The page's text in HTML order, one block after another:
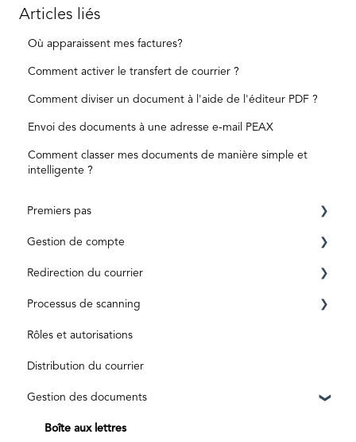
Articles liés
Où apparaissent mes factures?
Comment activer le transfert de courrier ?
Comment diviser un document à l'aide de l'éditeur PDF ?
Envoi des documents à une adresse e-mail PEAX
Comment classer mes documents de manière simple et
intelligente ?
Premiers pas
Conditions préalables
Inscription
ID level
Aktivierungscode
Abonnements et tarifs
Gestion de compte
Compte privé
Business Account
Redirection du courrier
Avant l'activation
Après activation
Processus de scanning
Boîte de réception et numérisation
Traitement des documents
Envois spéciaux
Documents originaux
Rôles et autorisations
Distribution du courrier
Gestion des documents
Boîte aux lettres